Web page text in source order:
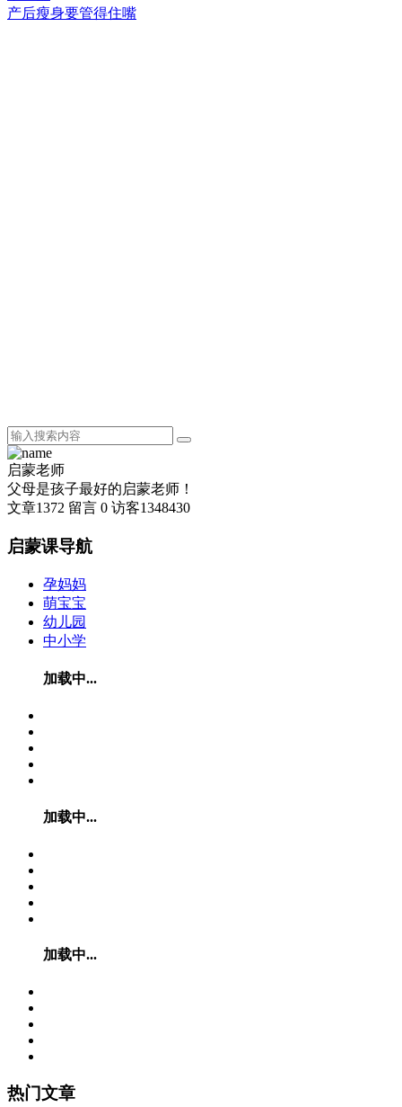
产后瘦身要管得住嘴
启蒙老师
父母是孩子最好的启蒙老师！
文章1372 留言 0 访客1348430
启蒙课导航
孕妈妈
萌宝宝
幼儿园
中小学
加载中...
加载中...
加载中...
热门文章